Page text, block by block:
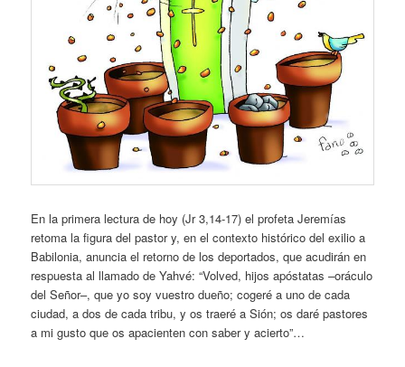
En la primera lectura de hoy (Jr 3,14-17) el profeta Jeremías
retoma la figura del pastor y, en el contexto histórico del exilio a
Babilonia, anuncia el retorno de los deportados, que acudirán en
respuesta al llamado de Yahvé: “Volved, hijos apóstatas –oráculo
del Señor–, que yo soy vuestro dueño; cogeré a uno de cada
ciudad, a dos de cada tribu, y os traeré a Sión; os daré pastores
a mi gusto que os apacienten con saber y acierto”…